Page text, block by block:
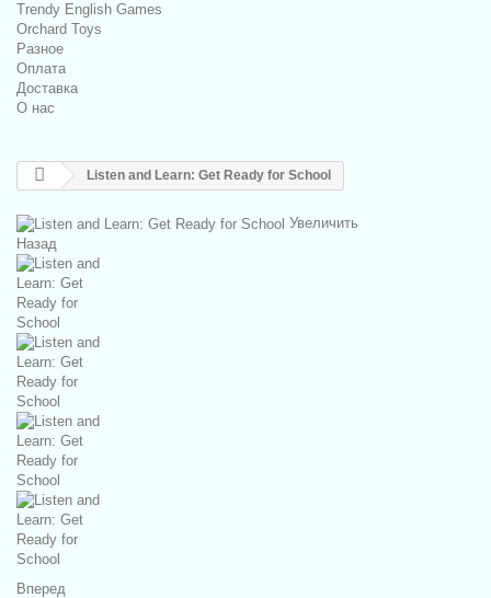
Trendy English Games
Orchard Toys
Разное
Оплата
Доставка
О нас
Listen and Learn: Get Ready for School
Увеличить
Назад
Вперед